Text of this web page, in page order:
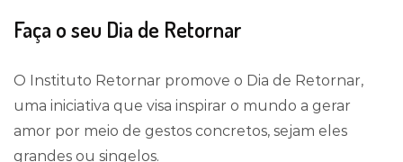
Faça o seu Dia de Retornar
O Instituto Retornar promove o Dia de Retornar,
uma iniciativa que visa inspirar o mundo a gerar
amor por meio de gestos concretos, sejam eles
grandes ou singelos.